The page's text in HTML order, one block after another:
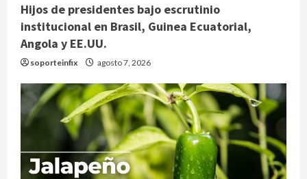
Hijos de presidentes bajo escrutinio
institucional en Brasil, Guinea Ecuatorial,
Angola y EE.UU.
soporteinfix agosto 7, 2026